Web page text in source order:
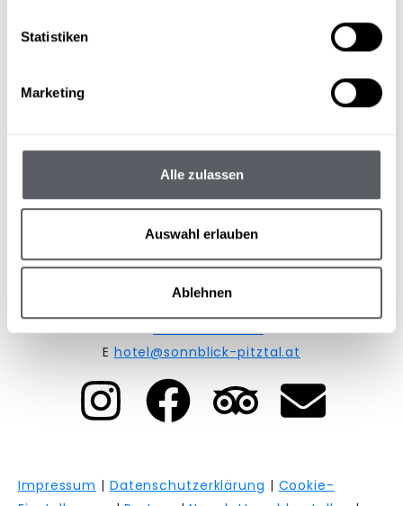
Statistiken
Marketing
Alle zulassen
Auswahl erlauben
Ablehnen
HOTEL SONNBLICK****
Plangeross 45
A-6481 St. Leonhard im Pitztal
Tirol | Austria
E hotel@sonnblick-pitztal.at
Impressum | Datenschutzerklärung | Cookie-